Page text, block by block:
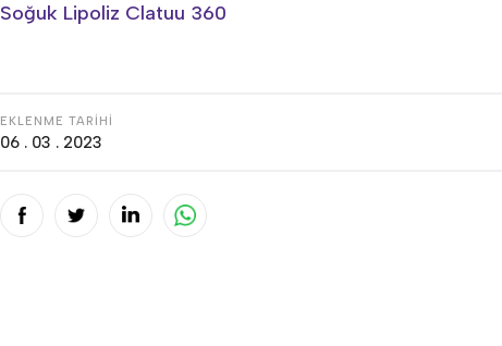
Soğuk Lipoliz Clatuu 360
EKLENME TARİHİ
06 . 03 . 2023